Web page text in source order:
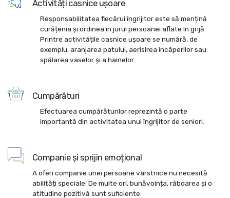
Activități casnice ușoare
Responsabilitatea fiecărui îngrijitor este să mențină
curățenia și ordinea în jurul persoanei aflate în grijă.
Printre activitățile casnice ușoare se numără, de
exemplu, aranjarea patului, aerisirea încăperilor sau
spălarea vaselor și a hainelor.
Cumpărături
Efectuarea cumpărăturilor reprezintă o parte
importantă din activitatea unui îngrijitor de seniori.
Companie și sprijin emoțional
A oferi companie unei persoane vârstnice nu necesită
abilități speciale. De multe ori, bunăvoința, răbdarea și o
atitudine pozitivă sunt suficiente.